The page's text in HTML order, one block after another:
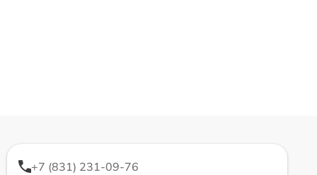
+7 (831) 231-09-76